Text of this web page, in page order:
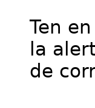
Ten
la
de